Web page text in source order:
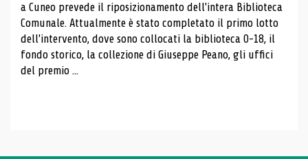
a Cuneo prevede il riposizionamento dell'intera Biblioteca
Comunale. Attualmente è stato completato il primo lotto
dell'intervento, dove sono collocati la biblioteca 0-18, il
fondo storico, la collezione di Giuseppe Peano, gli uffici
del premio ...